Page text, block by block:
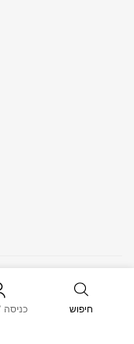
חיפוש כניסה